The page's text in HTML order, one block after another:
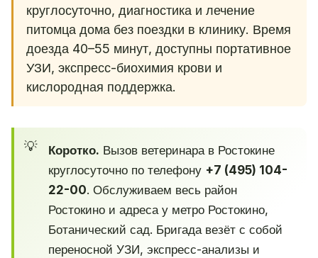
круглосуточно, диагностика и лечение
питомца дома без поездки в клинику. Время
доезда 40–55 минут, доступны портативное
УЗИ, экспресс-биохимия крови и
кислородная поддержка.
Коротко. Вызов ветеринара в Ростокине
круглосуточно по телефону +7 (495) 104-
22-00. Обслуживаем весь район
Ростокино и адреса у метро Ростокино,
Ботанический сад. Бригада везёт с собой
переносной УЗИ, экспресс-анализы и